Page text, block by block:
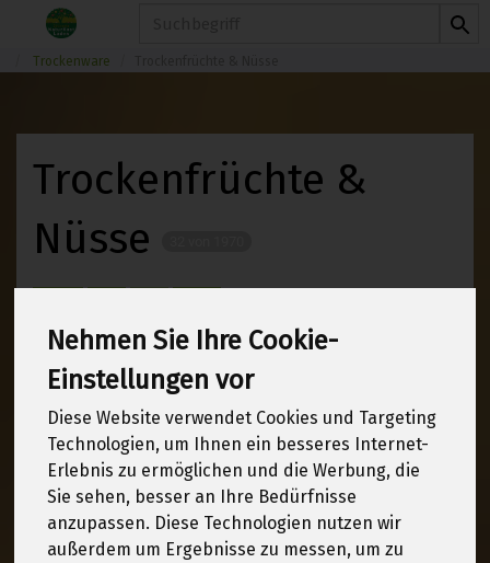
Nehmen Sie Ihre Cookie-
Einstellungen vor
Diese Website verwendet Cookies und Targeting
Technologien, um Ihnen ein besseres Internet-
Erlebnis zu ermöglichen und die Werbung, die
Sie sehen, besser an Ihre Bedürfnisse
anzupassen. Diese Technologien nutzen wir
außerdem um Ergebnisse zu messen, um zu
Trockenware
Trockenfrüchte &
Nüsse
Hersteller Ernährung
Allergene